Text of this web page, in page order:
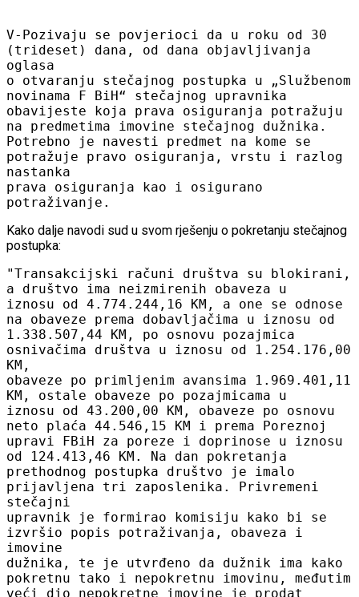
V-Pozivaju se povjerioci da u roku od 30
(trideset) dana, od dana objavljivanja
oglasa
o otvaranju stečajnog postupka u „Službenom
novinama F BiH“ stečajnog upravnika
obavijeste koja prava osiguranja potražuju
na predmetima imovine stečajnog dužnika.
Potrebno je navesti predmet na kome se
potražuje pravo osiguranja, vrstu i razlog
nastanka
prava osiguranja kao i osigurano
potraživanje.
Kako dalje navodi sud u svom rješenju o pokretanju stečajnog
postupka:
"Transakcijski računi društva su blokirani,
a društvo ima neizmirenih obaveza u
iznosu od 4.774.244,16 KM, a one se odnose
na obaveze prema dobavljačima u iznosu od
1.338.507,44 KM, po osnovu pozajmica
osnivačima društva u iznosu od 1.254.176,00
KM,
obaveze po primljenim avansima 1.969.401,11
KM, ostale obaveze po pozajmicama u
iznosu od 43.200,00 KM, obaveze po osnovu
neto plaća 44.546,15 KM i prema Poreznoj
upravi FBiH za poreze i doprinose u iznosu
od 124.413,46 KM. Na dan pokretanja
prethodnog postupka društvo je imalo
prijavljena tri zaposlenika. Privremeni
stečajni
upravnik je formirao komisiju kako bi se
izvršio popis potraživanja, obaveza i
imovine
dužnika, te je utvrđeno da dužnik ima kako
pokretnu tako i nepokretnu imovinu, međutim
veći dio nepokretne imovine je prodat